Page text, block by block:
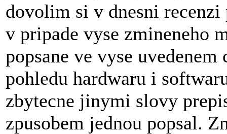
dovolim si v dnesni recenzi
v pripade vyse zmineneho
popsane ve vyse
pohledu hardwaru i
zbytecne jinymi slovy
zpusobem jednou popsal.